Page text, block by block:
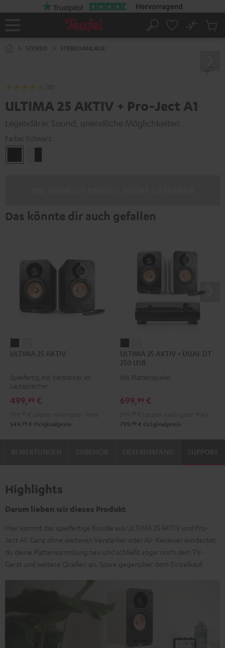
Startseite
Suche
No
STEREO STEREOANLAGE
(13)
ULTIMA 25 AKTIV + Pro-Ject A1
Legendärer Sound, unendliche Möglichkeiten
Farbe: Schwarz
Das könnte dir auch gefallen
25
Night
Black
25
Pure
ULTIMA 25 AKTIV
Spielfertig mit Verstärker im
Lautsprecher
499,99 €
549, 99 € Originalpreis
25
AKTIV
+
DT
USB
25
AKTIV
+
DT
USB
ULTIMA 25 AKTIV + DUAL DT
250 USB
Mit Plattenspieler
699,99 €
799, 99 € Originalpreis
SUPPORT
Highlights
Darum lieben wir dieses Produkt
Hier kommt das spielfertige Bundle aus ULTIMA 25 AKTIV und Pro-
Ject A1. Ganz ohne weiteren Verstärker oder AV-Receiver entdeckst
du deine Plattensammlung neu und schließt sogar noch dein TV-
Gerät und weitere Quellen an. Spare gegenüber dem Einzelkauf.